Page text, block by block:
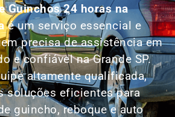
Guinchos 24 horas na
é um serviço essencial e
precisa de assistência em
e confiável na Grande SP.
altamente qualificada,
soluções eficientes para
guincho, reboque e auto